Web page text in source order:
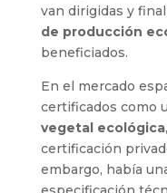
van dirigidas y
de producción
beneficiados.
En el mercado
certificados como
vegetal ecológica
certificación
embargo, había